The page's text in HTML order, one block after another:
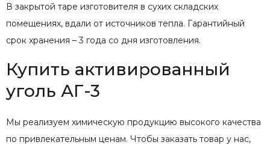
В закрытой таре изготовителя в сухих складских
помещениях, вдали от источников тепла. Гарантийный
срок хранения – 3 года со дня изготовления.
Купить активированный
уголь АГ-3
Мы реализуем химическую продукцию высокого качества
по привлекательным ценам. Чтобы заказать товар у нас,